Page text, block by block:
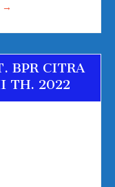
→
BPR CITRA
TH. 2022